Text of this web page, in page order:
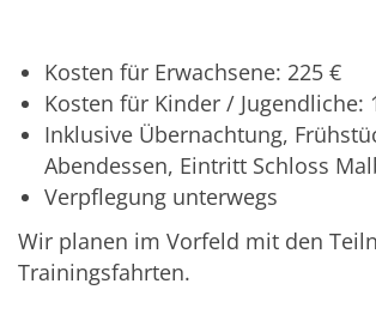
Kosten für Erwachsene: 225 €
Kosten für Kinder / Jugendliche:
Inklusive Übernachtung,
Abendessen, Eintritt Schloss
Verpflegung unterwegs
Wir planen im Vorfeld mit den
Trainingsfahrten.